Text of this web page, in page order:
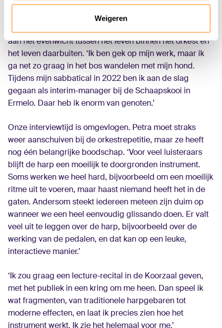
Weigeren
aan het evenwicht tussen het leven binnen het orkest en
het leven daarbuiten. ‘Ik ben gek op mijn werk, maar ik
ga net zo graag in het bos wandelen met mijn hond.
Tijdens mijn sabbatical in 2022 ben ik aan de slag
gegaan als interim-manager bij de Schaapskooi in
Ermelo. Daar heb ik enorm van genoten.’
Onze interviewtijd is omgevlogen. Petra moet straks
weer aanschuiven bij de orkestrepetitie, maar ze heeft
nog één belangrijke boodschap. ‘Voor veel luisteraars
blijft de harp een moeilijk te doorgronden instrument.
Soms werken we heel hard, bijvoorbeeld om een moeilijk
ritme uit te voeren, maar haast niemand heeft het in de
gaten. Andersom steekt iedereen meteen zijn duim op
wanneer we een heel eenvoudig glissando doen. Er valt
veel uit te leggen over de harp, bijvoorbeeld over de
werking van de pedalen, en dat kan op een leuke,
interactieve manier.’
‘Ik zou graag een lecture-recital in de Koorzaal geven,
met het publiek in een kring om me heen. Dan speel ik
wat fragmenten, van traditionele harp­gebaren tot
moderne effecten, en laat ik precies zien hoe het
instrument werkt. Ik zie het helemaal voor me.’